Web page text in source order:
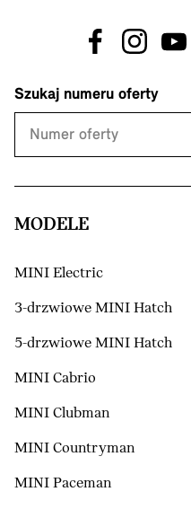
Szukaj numeru oferty
MODELE
MINI Electric
3-drzwiowe MINI Hatch
5-drzwiowe MINI Hatch
MINI Cabrio
MINI Clubman
MINI Countryman
MINI Paceman